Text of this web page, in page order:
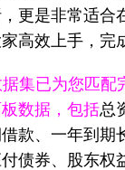
更是非常适合
高效上手，完
为您匹配完
数据，包括总
款、一年到期
债券、股东权